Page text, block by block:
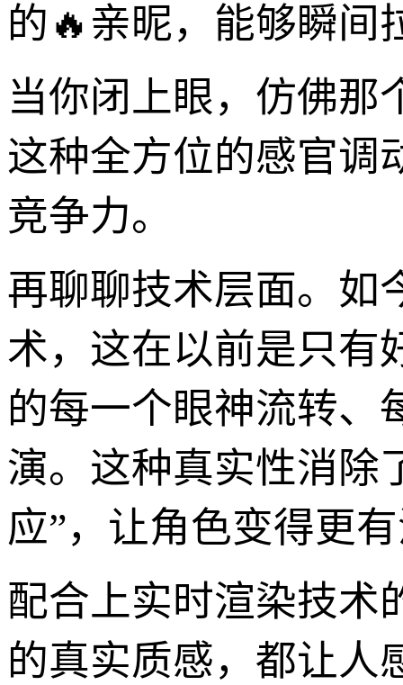
的🔥亲昵，能够瞬间
当你闭上眼，仿佛那
这种全方位的感官调
竞争力。
再聊聊技术层面。如
术，这在以前是只有
的每一个眼神流转、
演。这种真实性消除
应”，让角色变得更
配合上实时渲染技术
的真实质感，都让人